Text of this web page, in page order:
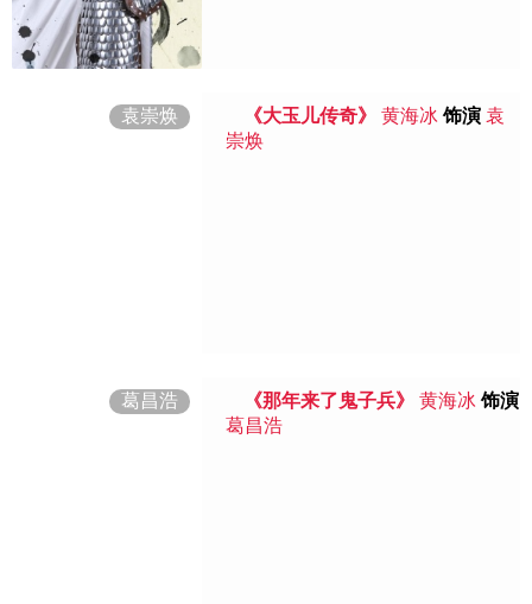
袁崇焕 《大玉儿传奇》 黄海冰 饰演 袁
崇焕
葛昌浩 《那年来了鬼子兵》 黄海冰 饰演
葛昌浩